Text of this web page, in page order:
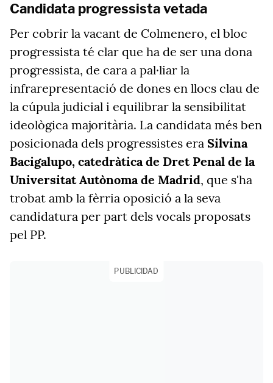
Candidata progressista vetada
Per cobrir la vacant de Colmenero, el bloc
progressista té clar que ha de ser una dona
progressista, de cara a pal·liar la
infrarepresentació de dones en llocs clau de
la cúpula judicial i equilibrar la sensibilitat
ideològica majoritària. La candidata més ben
posicionada dels progressistes era Silvina
Bacigalupo, catedràtica de Dret Penal de la
Universitat Autònoma de Madrid, que s'ha
trobat amb la fèrria oposició a la seva
candidatura per part dels vocals proposats
pel PP.
PUBLICIDAD